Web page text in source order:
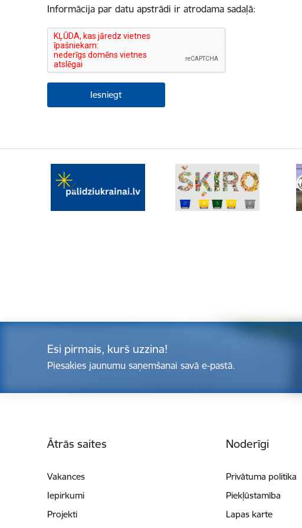
Informācija par datu apstrādi ir atrodama sadaļā:
Esi pirmais, kurš uzzina!
Piesakies jaunumu saņemšanai savā e-pastā.
Ātrās saites
Vakances
Iepirkumi
Projekti
Noderīgi
Privātuma politika
Piekļūstamība
Lapas karte